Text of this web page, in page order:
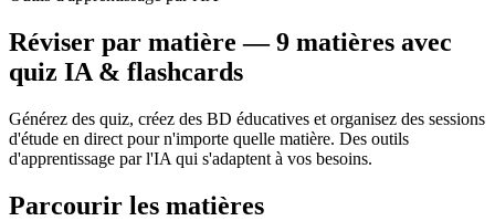
Réviser par matière — 9 matières avec
quiz IA & flashcards
Générez des quiz, créez des BD éducatives et organisez des sessions
d'étude en direct pour n'importe quelle matière. Des outils
d'apprentissage par l'IA qui s'adaptent à vos besoins.
Parcourir les matières